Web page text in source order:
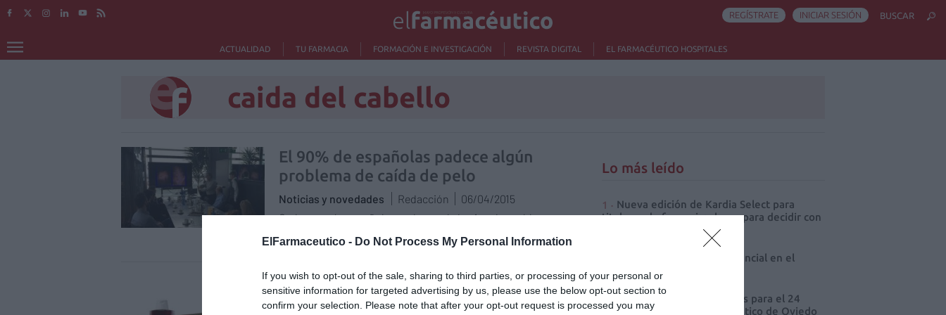
ElFarmaceutico - Do Not Process My Personal Information
If you wish to opt-out of the sale, sharing to third parties, or processing of your personal or
sensitive information for targeted advertising by us, please use the below opt-out section to
confirm your selection. Please note that after your opt-out request is processed you may
ACTUALIDAD TU FARMACIA FORMACIÓN E INVESTIGACIÓN REVISTA DIGITAL EL FARMACÉUTICO HOSPITALES
REGÍSTRATE INICIAR SESIÓN BUSCAR
caida del cabello
El 90% de españolas padece algún
problema de caída de pelo
Noticias y novedades Redacción
06/04/2015
Cada vez más españolas padecen algún tipo de problema
españolas padece algún problema de caída de pelo.
Klorane: cuidados Anticaída Quinina
Noticias y novedades Redacción
15/09/2014
Lo más leído
Nueva edición de Kardia Select para
titulares de farmacia: claves para decidir con
La farmacia, un apoyo esencial en el
cuidado infantil
Récord de comunicaciones para el 24
Congreso Nacional Farmacéutico de Oviedo